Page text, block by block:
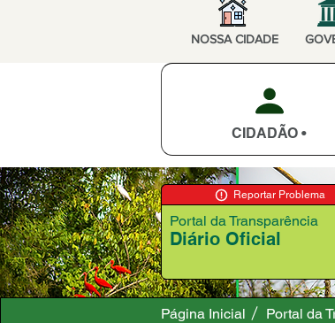
NOSSA CIDADE
CIDADÃO •
Reportar Problema
Diário Oficial
Portal da Transparência
Página Inicial Portal da